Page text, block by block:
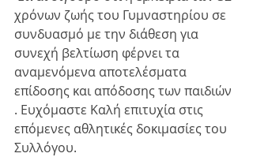
χρόνων ζωής του Γυμναστηρίου σε
συνδυασμό με την διάθεση για
συνεχή βελτίωση φέρνει τα
αναμενόμενα αποτελέσματα
επίδοσης και απόδοσης των παιδιών
. Ευχόμαστε Καλή επιτυχία στις
επόμενες αθλητικές δοκιμασίες του
Συλλόγου.